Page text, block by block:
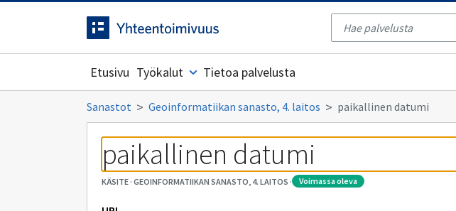
Siirrytty
Etusivu Työkalut Tietoa palvelusta
Sanastot Geoinformatiikan sanasto, 4. laitos paikallinen datumi
paikallinen datumi
KÄSITE· GEOINFORMATIIKAN SANASTO, 4. LAITOS · voimassa oleva